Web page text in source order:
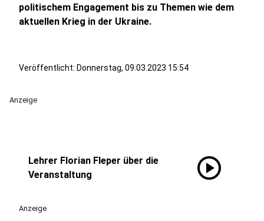
politischem Engagement bis zu Themen wie dem
aktuellen Krieg in der Ukraine.
Veröffentlicht: Donnerstag, 09.03.2023 15:54
Anzeige
Lehrer Florian Fleper über die
Veranstaltung
play_circle
Anzeige